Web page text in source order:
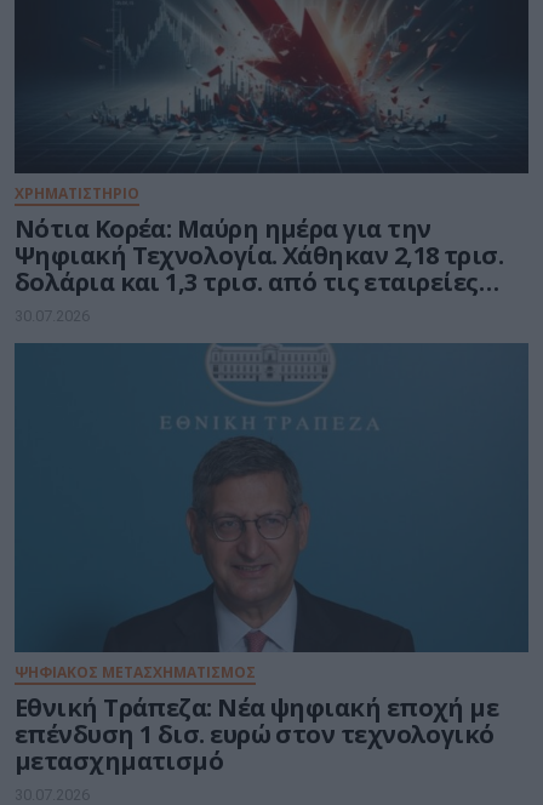
ΧΡΗΜΑΤΙΣΤΗΡΙΟ
Νότια Κορέα: Μαύρη ημέρα για την
Ψηφιακή Τεχνολογία. Χάθηκαν 2,18 τρισ.
δολάρια και 1,3 τρισ. από τις εταιρείες
ημιαγωγών
30.07.2026
ΨΗΦΙΑΚΟΣ ΜΕΤΑΣΧΗΜΑΤΙΣΜΟΣ
Εθνική Τράπεζα: Νέα ψηφιακή εποχή με
επένδυση 1 δισ. ευρώ στον τεχνολογικό
μετασχηματισμό
30.07.2026